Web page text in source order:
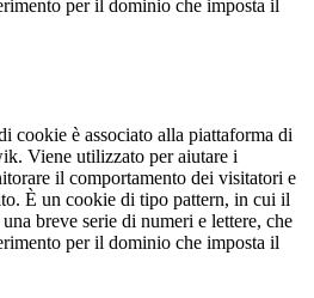
per il dominio che imposta il
cookie è associato alla piattaforma di
Viene utilizzato per aiutare i
il comportamento dei visitatori e
È un cookie di tipo pattern, in cui il
breve serie di numeri e lettere, che
per il dominio che imposta il